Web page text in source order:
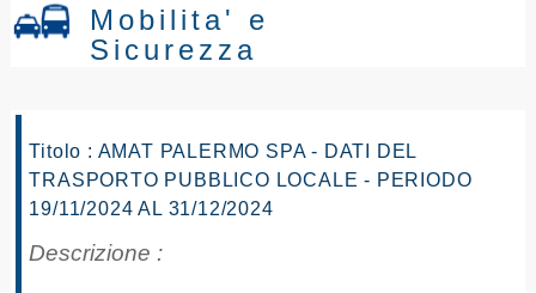
Archivio
Dataset
dataset
Report
Mobilita' e
Sicurezza
Titolo : AMAT PALERMO SPA - DATI DEL
TRASPORTO PUBBLICO LOCALE - PERIODO
19/11/2024 AL 31/12/2024
Descrizione :